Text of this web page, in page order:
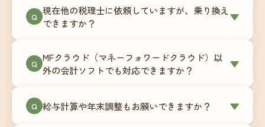
リプション型の料金体系を実現しています。年間
コストが事前にわかるので、資金繰りの見通しも
は営利法人とは会計基準や監査要件が異なるた
め、別途お見積りとなります。まずはお気軽にご
Q 現在他の税理士に依頼していますが、乗り換え
できますか？
▼
ます。前任の税理士事務所との連携や、過去の帳
簿データの移行もお手伝いします。決算期のタイ
での変更も対応可能です。
Q MFクラウド（マネーフォワードクラウド）以
外の会計ソフトでも対応できますか？
▼
供しています。これから会計ソフトを導入される
Q 給与計算や年末調整もお願いできますか？ ▼